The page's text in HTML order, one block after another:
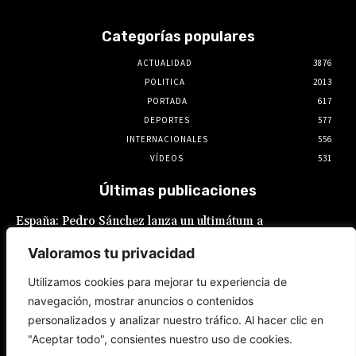
Valoramos tu privacidad
Utilizamos cookies para mejorar tu experiencia de
navegación, mostrar anuncios o contenidos
personalizados y analizar nuestro tráfico. Al hacer clic en
"Aceptar todo", consientes nuestro uso de cookies.
Categorías populares
ACTUALIDAD
3876
POLITICA
2013
PORTADA
617
DEPORTES
577
INTERNACIONALES
556
VÍDEOS
531
Últimas publicaciones
España: Pedro Sánchez lanza un ultimátum a
8 de agosto de 2026
JNE se lava las manos: adelanta que admitirá
postulaciones de alcaldes y gobernadores
que buscan “reelecciones encubiertas”